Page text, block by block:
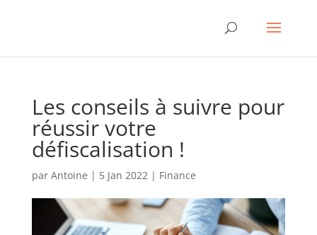
Les conseils à suivre pour
réussir votre
défiscalisation !
par Antoine | 5 Jan 2022| Finance